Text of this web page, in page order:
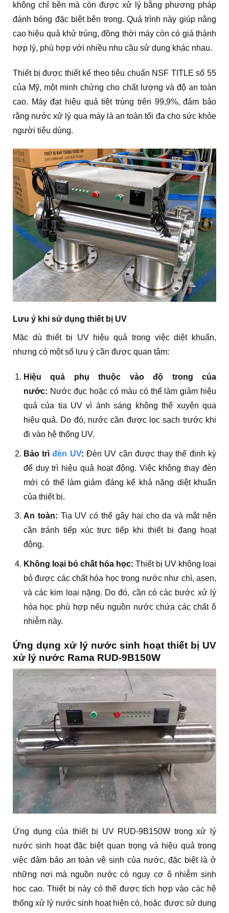
không chỉ bền mà còn được xử lý bằng phương pháp
đánh bóng đặc biệt bên trong. Quá trình này giúp nâng
cao hiệu quả khử trùng, đồng thời máy còn có giá thành
hợp lý, phù hợp với nhiều nhu cầu sử dụng khác nhau.
Thiết bị được thiết kế theo tiêu chuẩn NSF TITLE số 55
của Mỹ, một minh chứng cho chất lượng và độ an toàn
cao. Máy đạt hiệu quả tiệt trùng trên 99,9%, đảm bảo
rằng nước xử lý qua máy là an toàn tối đa cho sức khỏe
người tiêu dùng.
Lưu ý khi sử dụng thiết bị UV
Mặc dù thiết bị UV hiệu quả trong việc diệt khuẩn,
nhưng có một số lưu ý cần được quan tâm:
Hiệu quả phụ thuộc vào độ trong của
nước: Nước đục hoặc có màu có thể làm giảm hiệu
quả của tia UV vì ánh sáng không thể xuyên qua
hiệu quả. Do đó, nước cần được lọc sạch trước khi
đi vào hệ thống UV.
Bảo trìđèn UV: Đèn UV cần được thay thế định kỳ
để duy trì hiệu quả hoạt động. Việc không thay đèn
mới có thể làm giảm đáng kể khả năng diệt khuẩn
của thiết bị.
An toàn: Tia UV có thể gây hại cho da và mắt nên
cần tránh tiếp xúc trực tiếp khi thiết bị đang hoạt
động.
Không loại bỏ chất hóa học: Thiết bị UV không loại
bỏ được các chất hóa học trong nước như chì, asen,
và các kim loại nặng. Do đó, cần có các bước xử lý
hóa học phù hợp nếu nguồn nước chứa các chất ô
nhiễm này.
Ứng dụng xử lý nước sinh hoạt thiết bị UV
xử lý nước Rama RUD-9B150W
Ứng dụng của thiết bị UV RUD-9B150W trong xử lý
nước sinh hoạt đặc biệt quan trọng và hiệu quả trong
việc đảm bảo an toàn vệ sinh của nước, đặc biệt là ở
những nơi mà nguồn nước có nguy cơ ô nhiễm sinh
học cao. Thiết bị này có thể được tích hợp vào các hệ
thống xử lý nước sinh hoạt hiện có, hoặc được sử dụng